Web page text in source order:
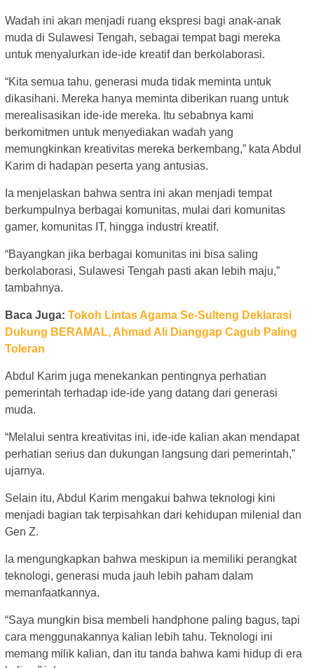
Wadah ini akan menjadi ruang ekspresi bagi anak-anak
muda di Sulawesi Tengah, sebagai tempat bagi mereka
untuk menyalurkan ide-ide kreatif dan berkolaborasi.
“Kita semua tahu, generasi muda tidak meminta untuk
dikasihani. Mereka hanya meminta diberikan ruang untuk
merealisasikan ide-ide mereka. Itu sebabnya kami
berkomitmen untuk menyediakan wadah yang
memungkinkan kreativitas mereka berkembang,” kata Abdul
Karim di hadapan peserta yang antusias.
Ia menjelaskan bahwa sentra ini akan menjadi tempat
berkumpulnya berbagai komunitas, mulai dari komunitas
gamer, komunitas IT, hingga industri kreatif.
“Bayangkan jika berbagai komunitas ini bisa saling
berkolaborasi, Sulawesi Tengah pasti akan lebih maju,”
tambahnya.
Baca Juga: Tokoh Lintas Agama Se-Sulteng Deklarasi
Dukung BERAMAL, Ahmad Ali Dianggap Cagub Paling
Toleran
Abdul Karim juga menekankan pentingnya perhatian
pemerintah terhadap ide-ide yang datang dari generasi
muda.
“Melalui sentra kreativitas ini, ide-ide kalian akan mendapat
perhatian serius dan dukungan langsung dari pemerintah,”
ujarnya.
Selain itu, Abdul Karim mengakui bahwa teknologi kini
menjadi bagian tak terpisahkan dari kehidupan milenial dan
Gen Z.
Ia mengungkapkan bahwa meskipun ia memiliki perangkat
teknologi, generasi muda jauh lebih paham dalam
memanfaatkannya.
“Saya mungkin bisa membeli handphone paling bagus, tapi
cara menggunakannya kalian lebih tahu. Teknologi ini
memang milik kalian, dan itu tanda bahwa kami hidup di era